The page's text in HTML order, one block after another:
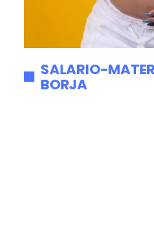
SALARIO-
BORJA